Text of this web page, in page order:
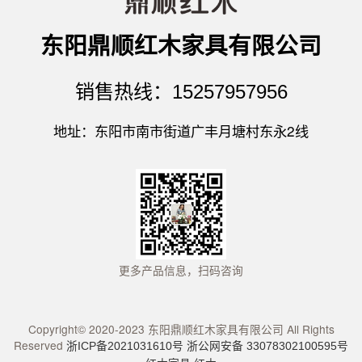
东阳鼎顺红木家具有限公司
销售热线：15257957956
地址：东阳市南市街道广丰月塘村东永2线
更多产品信息，扫码咨询
Copyright© 2020-2023 东阳鼎顺红木家具有限公司 All Rights
Reserved 浙ICP备2021031610号 浙公网安备 33078302100595号